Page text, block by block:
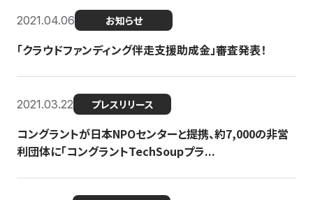
2021.04.06 お知らせ
「クラウドファンディング伴走支援助成金」審査発表！
2021.03.22 プレスリリース
コングラントが日本NPOセンターと提携、約7,000の非営
利団体に「コングラントTechSoupプラ...